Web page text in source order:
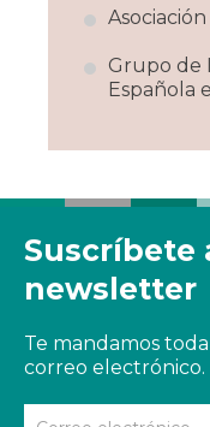
Grupo de
Española
Suscríbete
newsletter
Te mandamos
correo electrónico.